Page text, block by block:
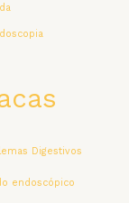
Digestivos
endoscópico